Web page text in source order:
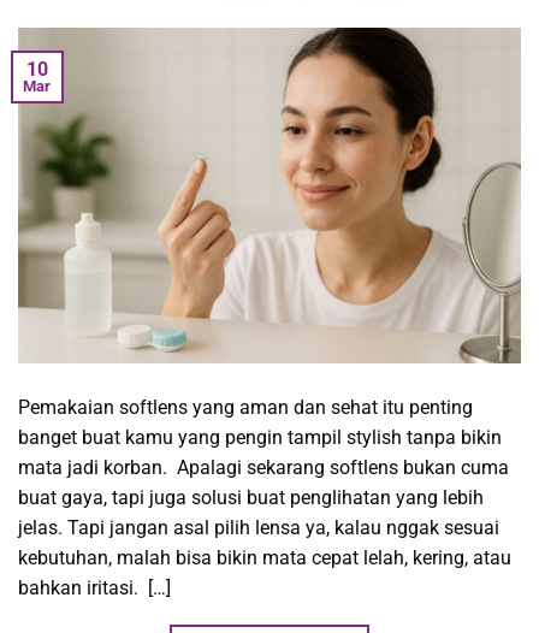
10
Mar
Pemakaian softlens yang aman dan sehat itu penting
banget buat kamu yang pengin tampil stylish tanpa bikin
mata jadi korban. Apalagi sekarang softlens bukan cuma
buat gaya, tapi juga solusi buat penglihatan yang lebih
jelas. Tapi jangan asal pilih lensa ya, kalau nggak sesuai
kebutuhan, malah bisa bikin mata cepat lelah, kering, atau
bahkan iritasi. […]